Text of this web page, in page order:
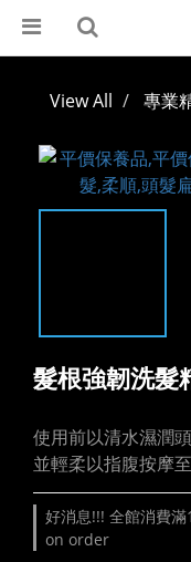
View All 專業
髮根強韌洗髮
使用前以清水濕潤
並輕柔以指腹按摩
好消息!!! 全館消費
on order